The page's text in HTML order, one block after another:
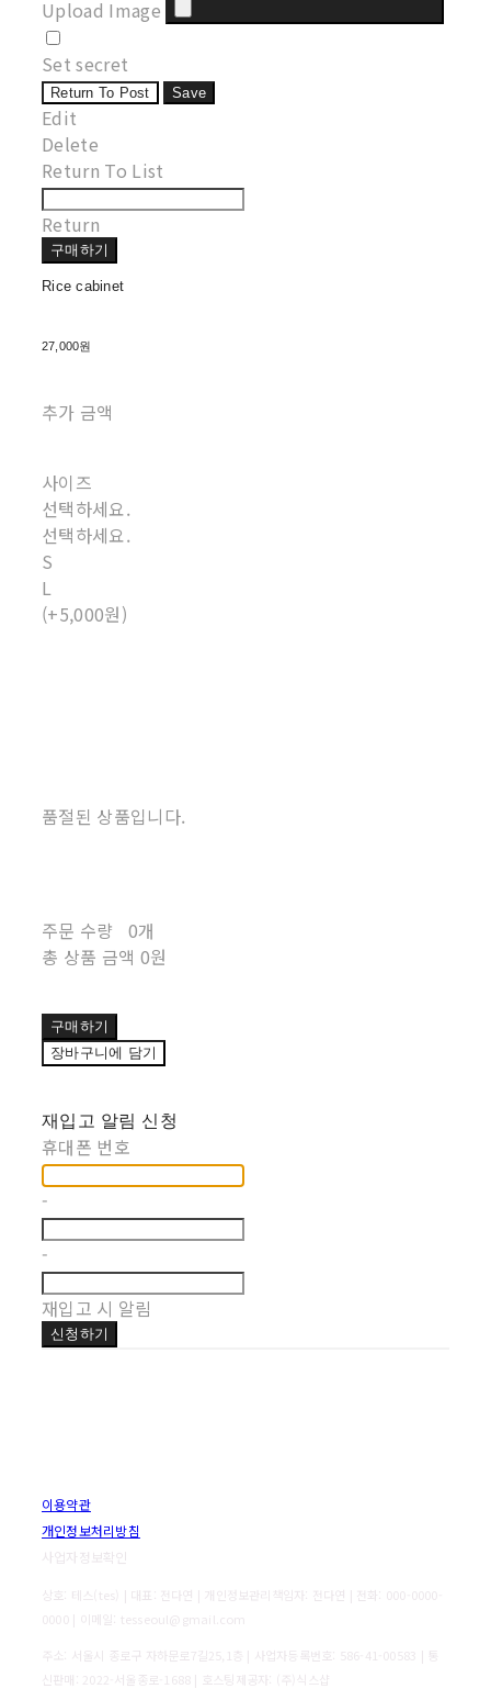
Upload Image
Set secret
Return To Post Save
Edit
Delete
Return To List
Return
구매하기
Rice cabinet
27,000원
추가 금액
사이즈
선택하세요.
선택하세요.
S
L
(+5,000원)
품절된 상품입니다.
주문 수량
0개
총 상품 금액 0원
구매하기
장바구니에 담기
재입고 알림 신청
휴대폰 번호
-
-
재입고 시 알림
신청하기
이용약관
개인정보처리방침
사업자정보확인
상호: 테스(tes) | 대표: 전다연 | 개인정보관리책임자: 전다연 | 전화: 000-0000-
0000 | 이메일: tesseoul@gmail.com
주소: 서울시 종로구 자하문로7길25,1층 | 사업자등록번호: 586-41-00583 | 통
신판매:
2022-서울종로-1688 | 호스팅제공자: (주)식스샵